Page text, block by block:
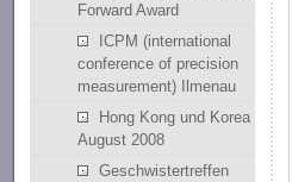
Forward Award
ICPM (international
conference of precision
measurement) Ilmenau
Hong Kong und Korea
August 2008
Geschwistertreffen